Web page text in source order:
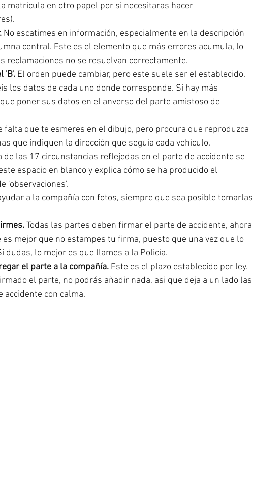
matrícula en otro papel por si necesitaras hacer
No escatimes en información, especialmente en la descripción
central. Este es el elemento que más errores acumula, lo
reclamaciones no se resuelvan correctamente.
'B'. El orden puede cambiar, pero este suele ser el establecido.
los datos de cada uno donde corresponde. Si hay más
poner sus datos en el anverso del parte amistoso de
falta que te esmeres en el dibujo, pero procura que reproduzca
que indiquen la dirección que seguía cada vehículo.
de las 17 circunstancias reflejedas en el parte de accidente se
espacio en blanco y explica cómo se ha producido el
'observaciones'.
a la compañía con fotos, siempre que sea posible tomarlas
Todas las partes deben firmar el parte de accidente, ahora
mejor que no estampes tu firma, puesto que una vez que lo
dudas, lo mejor es que llames a la Policía.
el parte a la compañía. Este es el plazo establecido por ley.
el parte, no podrás añadir nada, asi que deja a un lado las
accidente con calma.